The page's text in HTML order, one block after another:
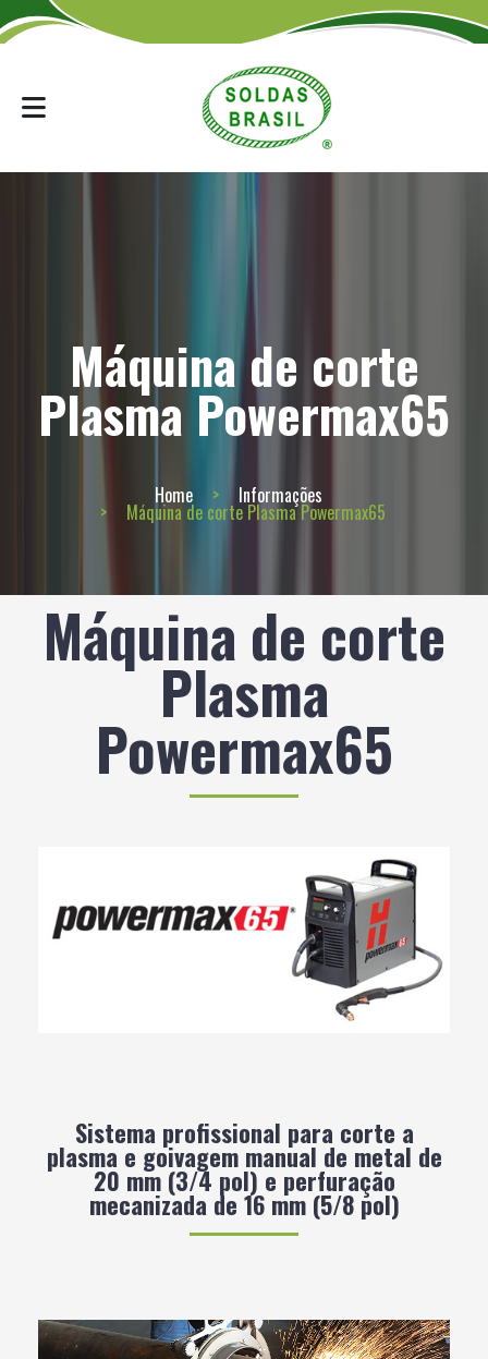
Máquina de corte
Plasma Powermax65
Home Informações
Máquina de corte Plasma Powermax65
Máquina de corte
Plasma
Powermax65
Sistema profissional para corte a
plasma e goivagem manual de metal de
20 mm (3/4 pol) e perfuração
mecanizada de 16 mm (5/8 pol)